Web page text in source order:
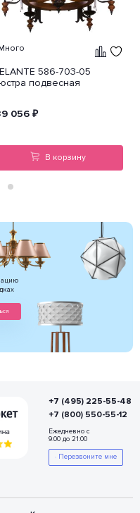
586-703-05
подвесная
056 ₽
В корзину
+7 (495) 225-55-48
+7 (800) 550-55-12
Ежедневно с
9:00 до 21:00
Перезвоните мне